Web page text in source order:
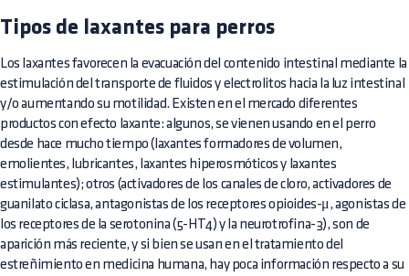
Tipos de laxantes para perros
Los laxantes favorecen la evacuación del contenido intestinal mediante la
estimulación del transporte de fluidos y electrolitos hacia la luz intestinal
y/o aumentando su motilidad. Existen en el mercado diferentes
productos con efecto laxante: algunos, se vienen usando en el perro
desde hace mucho tiempo (laxantes formadores de volumen,
emolientes, lubricantes, laxantes hiperosmóticos y laxantes
estimulantes); otros (activadores de los canales de cloro, activadores de
guanilato ciclasa, antagonistas de los receptores opioides-μ, agonistas de
los receptores de la serotonina (5-HT4) y la neurotrofina-3), son de
aparición más reciente, y si bien se usan en el tratamiento del
estreñimiento en medicina humana, hay poca información respecto a su